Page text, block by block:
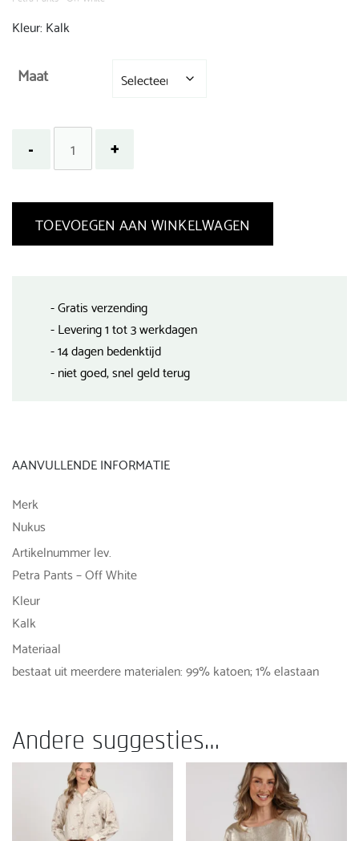
Kleur: Kalk
Maat
TOEVOEGEN AAN WINKELWAGEN
- Gratis verzending
- Levering 1 tot 3 werkdagen
- 14 dagen bedenktijd
- niet goed, snel geld terug
AANVULLENDE INFORMATIE
Merk
Nukus
Artikelnummer lev.
Petra Pants – Off White
Kleur
Kalk
Materiaal
bestaat uit meerdere materialen: 99% katoen; 1% elastaan
Andere suggesties…